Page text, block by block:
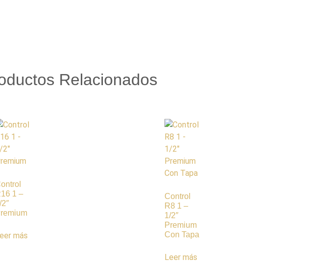
Relacionados
1 –
más
Control
R8 1 –
1/2″
Premium
Con Tapa
Leer más